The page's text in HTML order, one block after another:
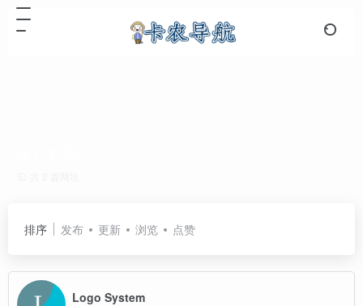
排序 发布 更新 浏览 点赞
Logo System